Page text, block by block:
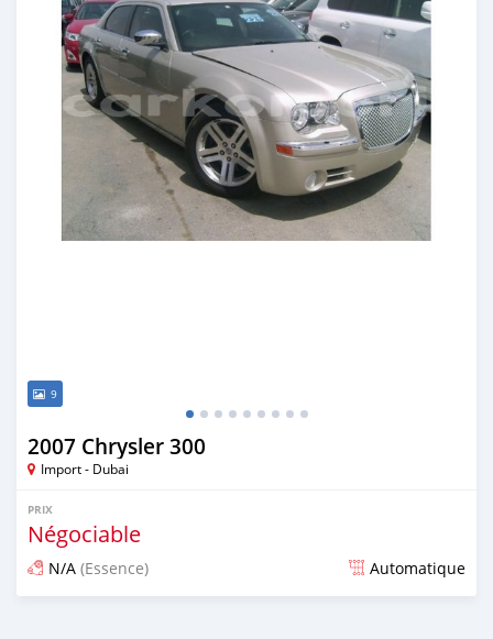
9
2007 Chrysler 300
Import - Dubai
PRIX
Négociable
N/A (Essence) Automatique